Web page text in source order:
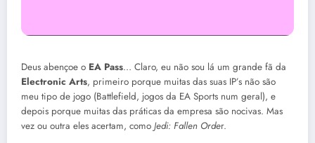
Deus abençoe o EA Pass… Claro, eu não sou lá um grande fã da
Electronic Arts, primeiro porque muitas das suas IP’s não são
meu tipo de jogo (Battlefield, jogos da EA Sports num geral), e
depois porque muitas das práticas da empresa são nocivas. Mas
vez ou outra eles acertam, como Jedi: Fallen Order.